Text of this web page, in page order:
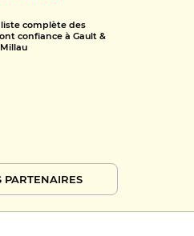
liste complète des
confiance à Gault &
Millau
PARTENAIRES